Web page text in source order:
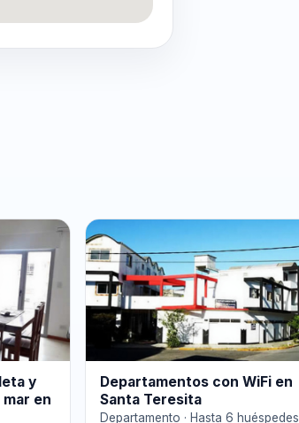
y
en
Departamentos con WiFi en
Santa Teresita
Departamento · Hasta 6 huéspedes